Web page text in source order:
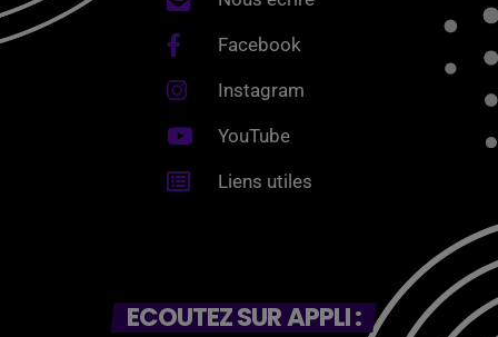
Facebook
Instagram
YouTube
Liens utiles
ECOUTEZ SUR APPLI :